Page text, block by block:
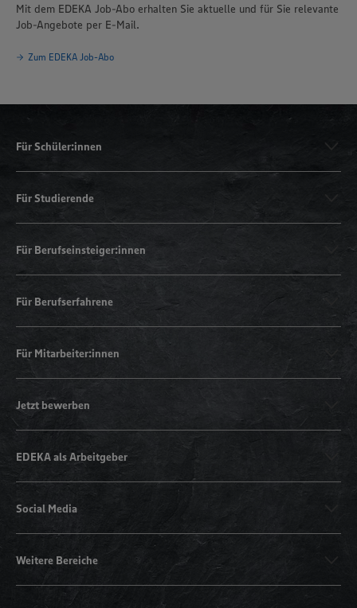
Mit dem EDEKA Job-Abo erhalten Sie aktuelle und für Sie relevante
Job-Angebote per E-Mail.
Zum EDEKA Job-Abo
Für Schüler:innen
Für Studierende
Für Berufseinsteiger:innen
Für Berufserfahrene
Für Mitarbeiter:innen
Jetzt bewerben
EDEKA als Arbeitgeber
Social Media
Weitere Bereiche